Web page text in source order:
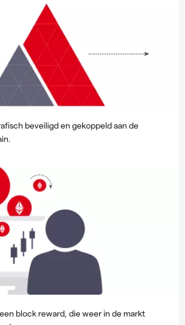
beveiligd en gekoppeld aan de
block reward, die weer in de markt